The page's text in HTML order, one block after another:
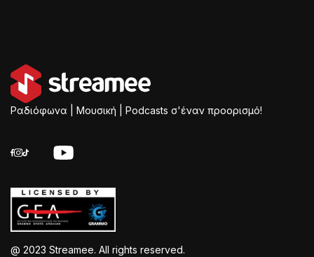
Ραδιόφωνα | Μουσική | Podcasts σ'έναν προορισμό!
@ 2023 Streamee. All rights reserved.